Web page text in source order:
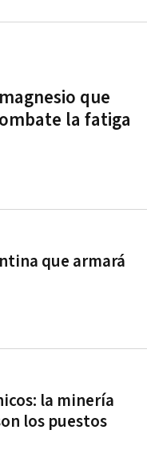
que
la fatiga
que armará
la minería
los puestos